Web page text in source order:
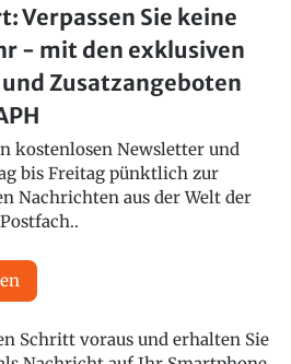
Verpassen Sie keine
- mit den exklusiven
Zusatzangeboten
kostenlosen Newsletter und
bis Freitag pünktlich zur
Nachrichten aus der Welt der
Schritt voraus und erhalten Sie